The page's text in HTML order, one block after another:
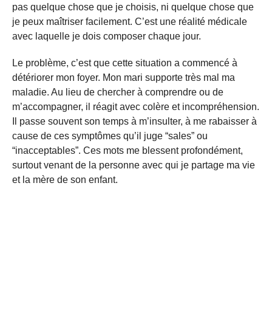
pas quelque chose que je choisis, ni quelque chose que
je peux maîtriser facilement. C’est une réalité médicale
avec laquelle je dois composer chaque jour.
Le problème, c’est que cette situation a commencé à
détériorer mon foyer. Mon mari supporte très mal ma
maladie. Au lieu de chercher à comprendre ou de
m’accompagner, il réagit avec colère et incompréhension.
Il passe souvent son temps à m’insulter, à me rabaisser à
cause de ces symptômes qu’il juge “sales” ou
“inacceptables”. Ces mots me blessent profondément,
surtout venant de la personne avec qui je partage ma vie
et la mère de son enfant.